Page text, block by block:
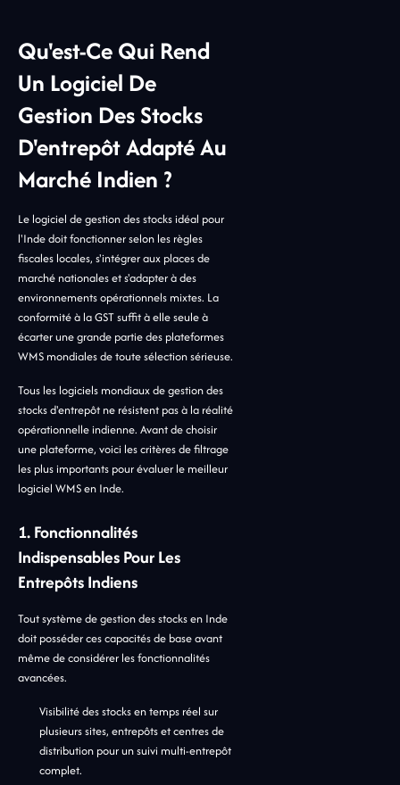
Qu'est-Ce Qui Rend
Un Logiciel De
Gestion Des Stocks
D'entrepôt Adapté Au
Marché Indien ?
Le logiciel de gestion des stocks idéal pour
l'Inde doit fonctionner selon les règles
fiscales locales, s'intégrer aux places de
marché nationales et s'adapter à des
environnements opérationnels mixtes. La
conformité à la GST suffit à elle seule à
écarter une grande partie des plateformes
WMS mondiales de toute sélection sérieuse.
Tous les logiciels mondiaux de gestion des
stocks d'entrepôt ne résistent pas à la réalité
opérationnelle indienne. Avant de choisir
une plateforme, voici les critères de filtrage
les plus importants pour évaluer le meilleur
logiciel WMS en Inde.
1. Fonctionnalités
Indispensables Pour Les
Entrepôts Indiens
Tout système de gestion des stocks en Inde
doit posséder ces capacités de base avant
même de considérer les fonctionnalités
avancées.
Visibilité des stocks en temps réel sur
plusieurs sites, entrepôts et centres de
distribution pour un suivi multi-entrepôt
complet.